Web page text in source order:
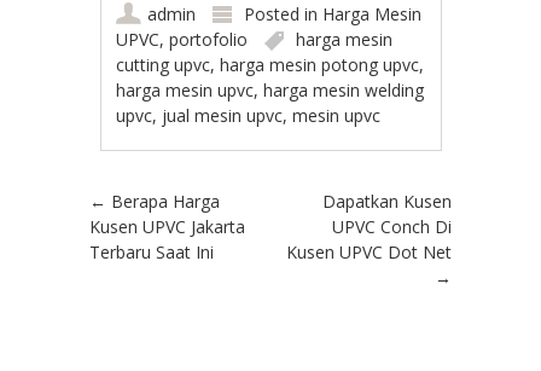
admin Posted in Harga Mesin
UPVC,portofolio
harga mesin
cutting upvc,harga mesin potong upvc,
harga mesin upvc,harga mesin welding
upvc, jual mesin upvc,mesin upvc
Post navigation
← Berapa Harga
Kusen UPVC Jakarta
Terbaru Saat Ini
Dapatkan Kusen
UPVC Conch Di
Kusen UPVC Dot Net
→